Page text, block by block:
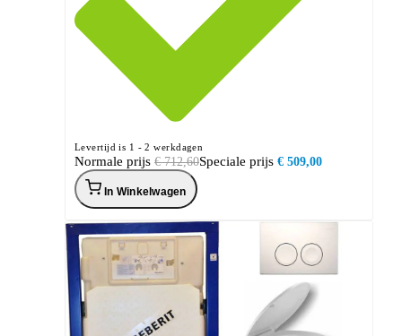
Levertijd is 1 - 2 werkdagen
Speciale prijs € 509,00
Normale prijs € 712,60
In Winkelwagen